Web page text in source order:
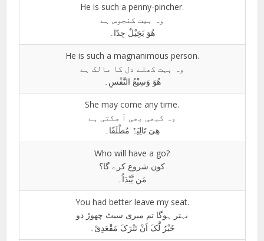
He is such a penny-pincher.
وہ بیت کنجوس ہے
ھُوَ بَخِیْلٌ جِدًا۔
He is such a magnanimous person.
وہ بہت کھلے دل کا مالک ہے
ھُوَ وَسِیْعُ النَّفْسِ۔
She may come any time.
وہ کبھی بھی آ سکتی ہے
ھِیَ تَالِیَۃٌ مُطْلَقًا۔
Who will have a go?
کون شروع کرے گا؟
مَن یَّبْدَاُ۔
You had better leave my seat.
بہتر ہوگا تم میری سیٹ چھوڑ دو
خَیْرُ لَّکَ اَنْ تَتْرَکَ مَقْعَدِیْ۔